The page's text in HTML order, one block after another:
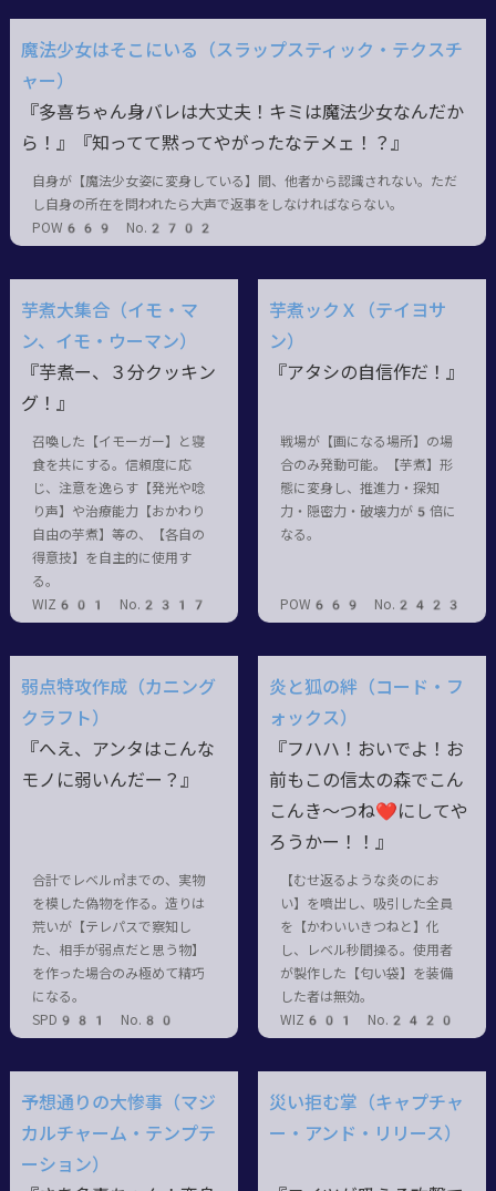
魔法少女はそこにいる（スラップスティック・テクスチ
ャー）
『多喜ちゃん身バレは大丈夫！キミは魔法少女なんだか
ら！』『知ってて黙ってやがったなテメェ！？』
自身が【魔法少女姿に変身している】間、他者から認識されない。ただ
し自身の所在を問われたら大声で返事をしなければならない。
POW669 No.2702
芋煮大集合（イモ・マ
ン、イモ・ウーマン）
『芋煮ー、３分クッキン
グ！』
召喚した【イモーガー】と寝
食を共にする。信頼度に応
じ、注意を逸らす【発光や唸
り声】や治療能力【おかわり
自由の芋煮】等の、【各自の
得意技】を自主的に使用す
る。
WIZ601 No.2317
芋煮ックＸ（テイヨサ
ン）
『アタシの自信作だ！』
戦場が【画になる場所】の場
合のみ発動可能。【芋煮】形
態に変身し、推進力・探知
力・隠密力・破壊力が5倍に
なる。
POW669 No.2423
弱点特攻作成（カニング
クラフト）
『へえ、アンタはこんな
モノに弱いんだー？』
合計でレベル㎥までの、実物
を模した偽物を作る。造りは
荒いが【テレパスで察知し
た、相手が弱点だと思う物】
を作った場合のみ極めて精巧
になる。
SPD981 No.80
炎と狐の絆（コード・フ
ォックス）
『フハハ！おいでよ！お
前もこの信太の森でこん
こんき～つね❤にしてや
ろうかー！！』
【むせ返るような炎のにお
い】を噴出し、吸引した全員
を【かわいいきつねと】化
し、レベル秒間操る。使用者
が製作した【匂い袋】を装備
した者は無効。
WIZ601 No.2420
予想通りの大惨事（マジ
カルチャーム・テンプテ
ーション）
災い拒む掌（キャプチャ
ー・アンド・リリース）